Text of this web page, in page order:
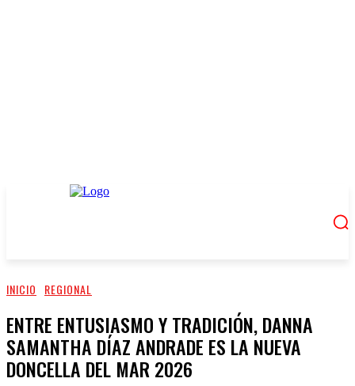
INICIO REGIONAL
ENTRE ENTUSIASMO Y TRADICIÓN, DANNA
SAMANTHA DÍAZ ANDRADE ES LA NUEVA
DONCELLA DEL MAR 2026